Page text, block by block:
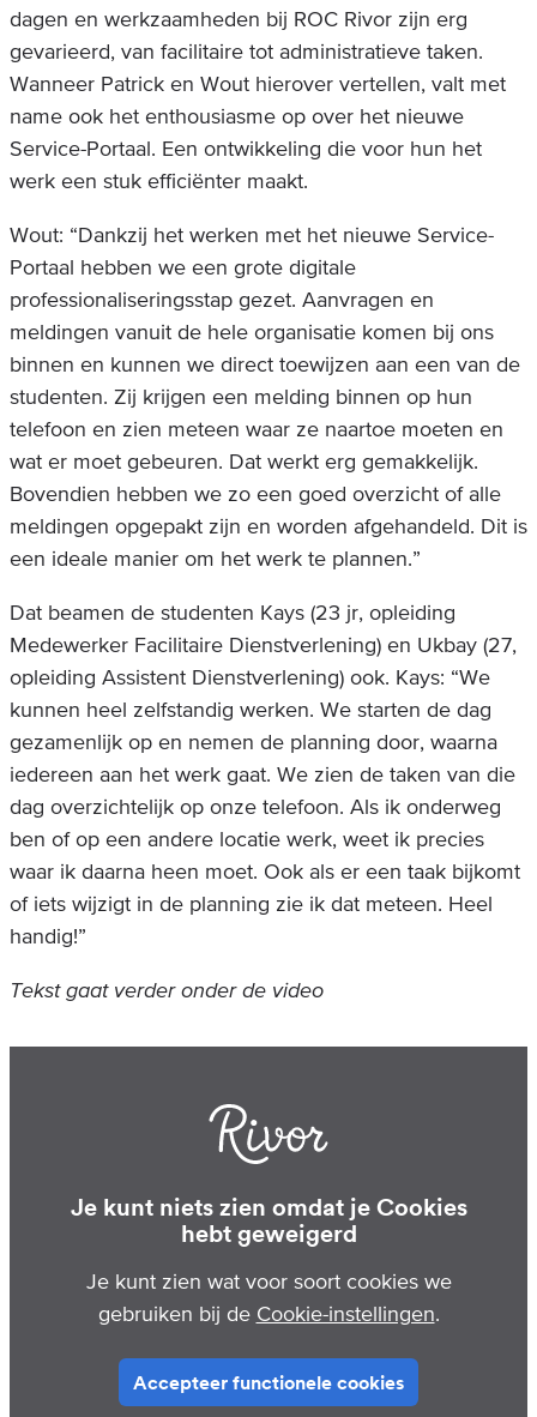
dagen en werkzaamheden bij ROC Rivor zijn erg
gevarieerd, van facilitaire tot administratieve taken.
Wanneer Patrick en Wout hierover vertellen, valt met
name ook het enthousiasme op over het nieuwe
Service-Portaal. Een ontwikkeling die voor hun het
werk een stuk efficiënter maakt.
Wout: “Dankzij het werken met het nieuwe Service-
Portaal hebben we een grote digitale
professionaliseringsstap gezet. Aanvragen en
meldingen vanuit de hele organisatie komen bij ons
binnen en kunnen we direct toewijzen aan een van de
studenten. Zij krijgen een melding binnen op hun
telefoon en zien meteen waar ze naartoe moeten en
wat er moet gebeuren. Dat werkt erg gemakkelijk.
Bovendien hebben we zo een goed overzicht of alle
meldingen opgepakt zijn en worden afgehandeld. Dit is
een ideale manier om het werk te plannen.”
Dat beamen de studenten Kays (23 jr, opleiding
Medewerker Facilitaire Dienstverlening) en Ukbay (27,
opleiding Assistent Dienstverlening) ook. Kays: “We
kunnen heel zelfstandig werken. We starten de dag
gezamenlijk op en nemen de planning door, waarna
iedereen aan het werk gaat. We zien de taken van die
dag overzichtelijk op onze telefoon. Als ik onderweg
ben of op een andere locatie werk, weet ik precies
waar ik daarna heen moet. Ook als er een taak bijkomt
of iets wijzigt in de planning zie ik dat meteen. Heel
handig!”
Tekst gaat verder onder de video
Je kunt niets zien omdat je Cookies
hebt geweigerd
Je kunt zien wat voor soort cookies we
gebruiken bij de Cookie-instellingen.
Accepteer functionele cookies